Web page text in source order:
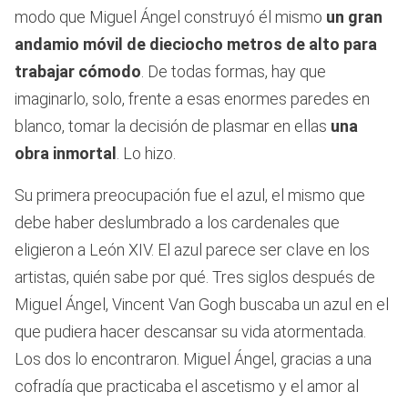
modo que Miguel Ángel construyó él mismo un gran
andamio móvil de dieciocho metros de alto para
trabajar cómodo . De todas formas, hay que
imaginarlo, solo, frente a esas enormes paredes en
blanco, tomar la decisión de plasmar en ellas una
obra inmortal . Lo hizo.
Su primera preocupación fue el azul, el mismo que
debe haber deslumbrado a los cardenales que
eligieron a León XIV. El azul parece ser clave en los
artistas, quién sabe por qué. Tres siglos después de
Miguel Ángel, Vincent Van Gogh buscaba un azul en el
que pudiera hacer descansar su vida atormentada.
Los dos lo encontraron. Miguel Ángel, gracias a una
cofradía que practicaba el ascetismo y el amor al